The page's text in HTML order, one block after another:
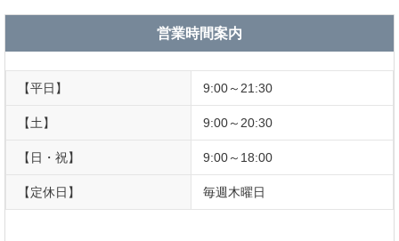
営業時間案内
【平日】 9:00～21:30
【土】 9:00～20:30
【日・祝】 9:00～18:00
【定休日】 毎週木曜日